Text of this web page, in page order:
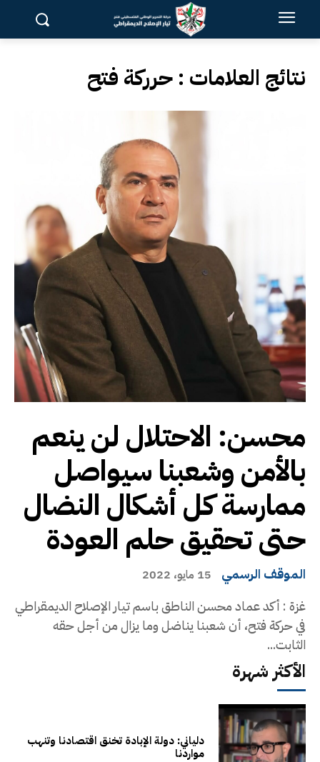
نتائج العلامات : حرركة فتح
محسن: الاحتلال لن ينعم
بالأمن وشعبنا سيواصل
ممارسة كل أشكال النضال
حتى تحقيق حلم العودة
الموقف الرسمي 15 مايو، 2022
غزة : أكد عماد محسن الناطق باسم تيار الإصلاح الديمقراطي
في حركة فتح، أن شعبنا يناضل وما يزال من أجل حقه
الثابت...
الأكثر شهرة
دلياني: دولة الإبادة تخنق اقتصادنا وتنهب
مواردنا